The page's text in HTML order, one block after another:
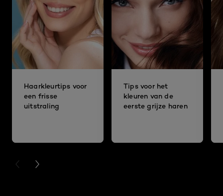
Haarkleurtips voor
een frisse
uitstraling
Tips voor het
kleuren van de
eerste grijze haren
PREVIOUS CARD
NEXT CARD